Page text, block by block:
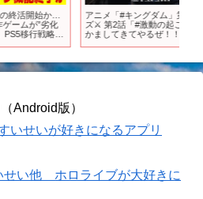
…
の
アニメ「#キングダム」第6シリー
ズ⚔ 第2話「#激動の起こり」ぶち
かましてきてやるぜ！！#shorts
Android版）
せいが好きになるアプリ
せい他 ホロライブが大好きに